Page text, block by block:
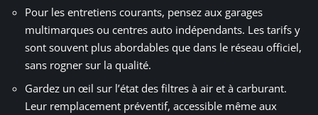
Pour les entretiens courants, pensez aux garages
multimarques ou centres auto indépendants. Les tarifs y
sont souvent plus abordables que dans le réseau officiel,
sans rogner sur la qualité.
Gardez un œil sur l’état des filtres à air et à carburant.
Leur remplacement préventif, accessible même aux